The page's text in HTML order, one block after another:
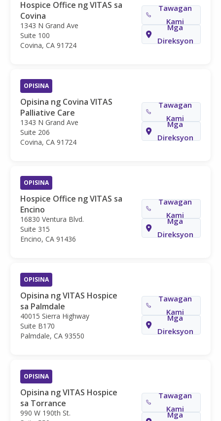
Hospice Office ng VITAS sa
Covina
1343 N Grand Ave
Suite 100
Covina, CA 91724
Tawagan
Kami
Mga
Direksyon
OPISINA
Opisina ng Covina VITAS
Palliative Care
1343 N Grand Ave
Suite 206
Covina, CA 91724
Tawagan
Kami
Mga
Direksyon
OPISINA
Hospice Office ng VITAS sa
Encino
16830 Ventura Blvd.
Suite 315
Encino, CA 91436
Tawagan
Kami
Mga
Direksyon
OPISINA
Opisina ng VITAS Hospice
sa Palmdale
40015 Sierra Highway
Suite B170
Palmdale, CA 93550
Tawagan
Kami
Mga
Direksyon
OPISINA
Opisina ng VITAS Hospice
sa Torrance
990 W 190th St.
Tawagan
Kami
Mga